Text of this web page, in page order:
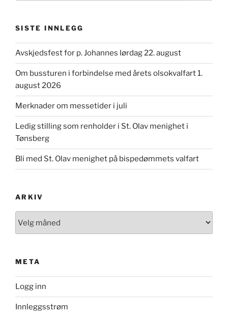
SISTE INNLEGG
Avskjedsfest for p. Johannes lørdag 22. august
Om bussturen i forbindelse med årets olsokvalfart 1.
august 2026
Merknader om messetider i juli
Ledig stilling som renholder i St. Olav menighet i
Tønsberg
Bli med St. Olav menighet på bispedømmets valfart
ARKIV
META
Logg inn
Innleggsstrøm